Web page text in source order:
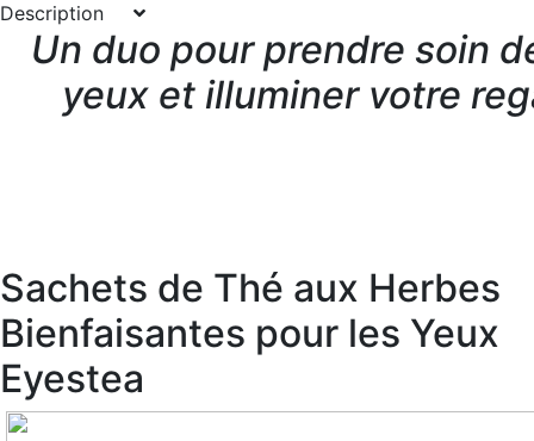
Description
Un duo pour prendre soin
yeux et illuminer votre
Sachets de Thé aux Herbes
Bienfaisantes pour les Yeux
Eyestea